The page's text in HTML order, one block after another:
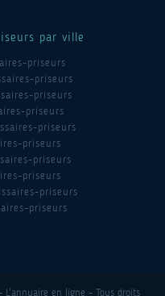
par ville
priseurs
priseurs
priseurs
priseurs
priseurs
priseurs
priseurs
priseurs
priseurs
priseurs
en ligne - Tous droits